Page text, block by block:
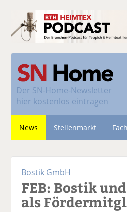
Der SN-Home-Newsletter
hier kostenlos eintragen
News Stellenmarkt
Bostik GmbH
FEB: Bostik
als